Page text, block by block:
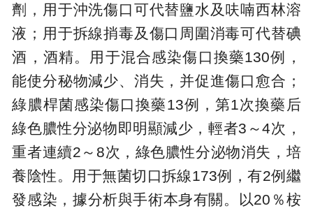
劑，用于沖洗傷口可代替鹽水及呋喃西林溶
液；用于拆線捎毒及傷口周圍消毒可代替碘
酒，酒精。用于混合感染傷口換藥130例，
能使分秘物減少、消失，并促進傷口愈合；
綠膿桿菌感染傷口換藥13例，第1次換藥后
綠色膿性分泌物即明顯減少，輕者3～4次，
重者連續2～8次，綠色膿性分泌物消失，培
養陰性。用于無菌切口拆線173例，有2例繼
發感染，據分析與手術本身有關。以20％桉